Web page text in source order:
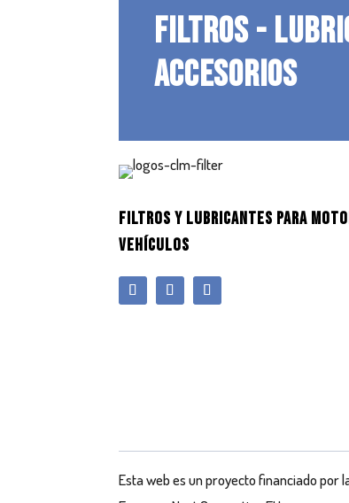
FILTROS -
ACCESORIOS
FILTROS Y LUBRICANTES PARA
VEHÍCULOS
Esta web es un proyecto financiado por